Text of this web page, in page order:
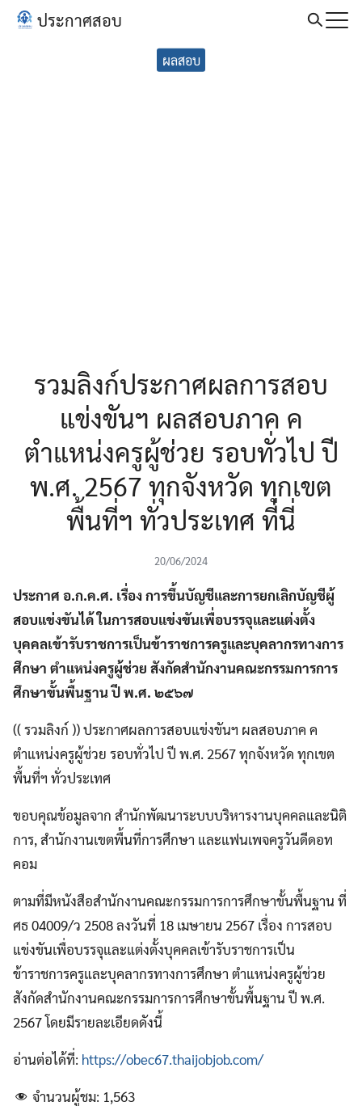
Skip
ประกาศสอบ
ผลสอบ
รวมลิงก์ประกาศผลการสอบ
แข่งขันฯ ผลสอบภาค ค
ตำแหน่งครูผู้ช่วย รอบทั่วไป ปี
พ.ศ. 2567 ทุกจังหวัด ทุกเขต
พื้นที่ฯ ทั่วประเทศ ที่นี่
20/06/2024
ประกาศ อ.ก.ค.ศ. เรื่อง การขึ้นบัญชีและการยกเลิกบัญชีผู้
สอบแข่งขันได้ ในการสอบแข่งขันเพื่อบรรจุและแต่งตั้ง
บุคคลเข้ารับราชการเป็นข้าราชการครูและบุคลากรทางการ
ศึกษา ตำแหน่งครูผู้ช่วย สังกัดสำนักงานคณะกรรมการการ
ศึกษาขั้นพื้นฐาน ปี พ.ศ. ๒๕๖๗
(( รวมลิงก์ )) ประกาศผลการสอบแข่งขันฯ ผลสอบภาค ค
ตำแหน่งครูผู้ช่วย รอบทั่วไป ปี พ.ศ. 2567 ทุกจังหวัด ทุกเขต
พื้นที่ฯ ทั่วประเทศ
ขอบคุณข้อมูลจาก สำนักพัฒนาระบบบริหารงานบุคคลและนิติ
การ, สำนักงานเขตพื้นที่การศึกษา และแฟนเพจครูวันดีดอท
คอม
ตามที่มีหนังสือสำนักงานคณะกรรมการการศึกษาขั้นพื้นฐาน ที่
ศธ 04009/ว 2508 ลงวันที่ 18 เมษายน 2567 เรื่อง การสอบ
แข่งขันเพื่อบรรจุและแต่งตั้งบุคคลเข้ารับราชการเป็น
ข้าราชการครูและบุคลากรทางการศึกษา ตำแหน่งครูผู้ช่วย
สังกัดสำนักงานคณะกรรมการการศึกษาขั้นพื้นฐาน ปี พ.ศ.
2567 โดยมีรายละเอียดดังนี้
อ่านต่อได้ที่: https://obec67.thaijobjob.com/
จำนวนผู้ชม: 1,563